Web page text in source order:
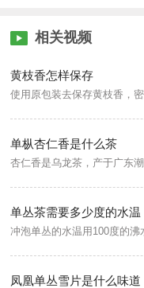
相关视频
黄枝香怎样保存
单枞杏仁香是什么茶
单丛茶需要多少度的水温
凤凰单丛雪片是什么味道